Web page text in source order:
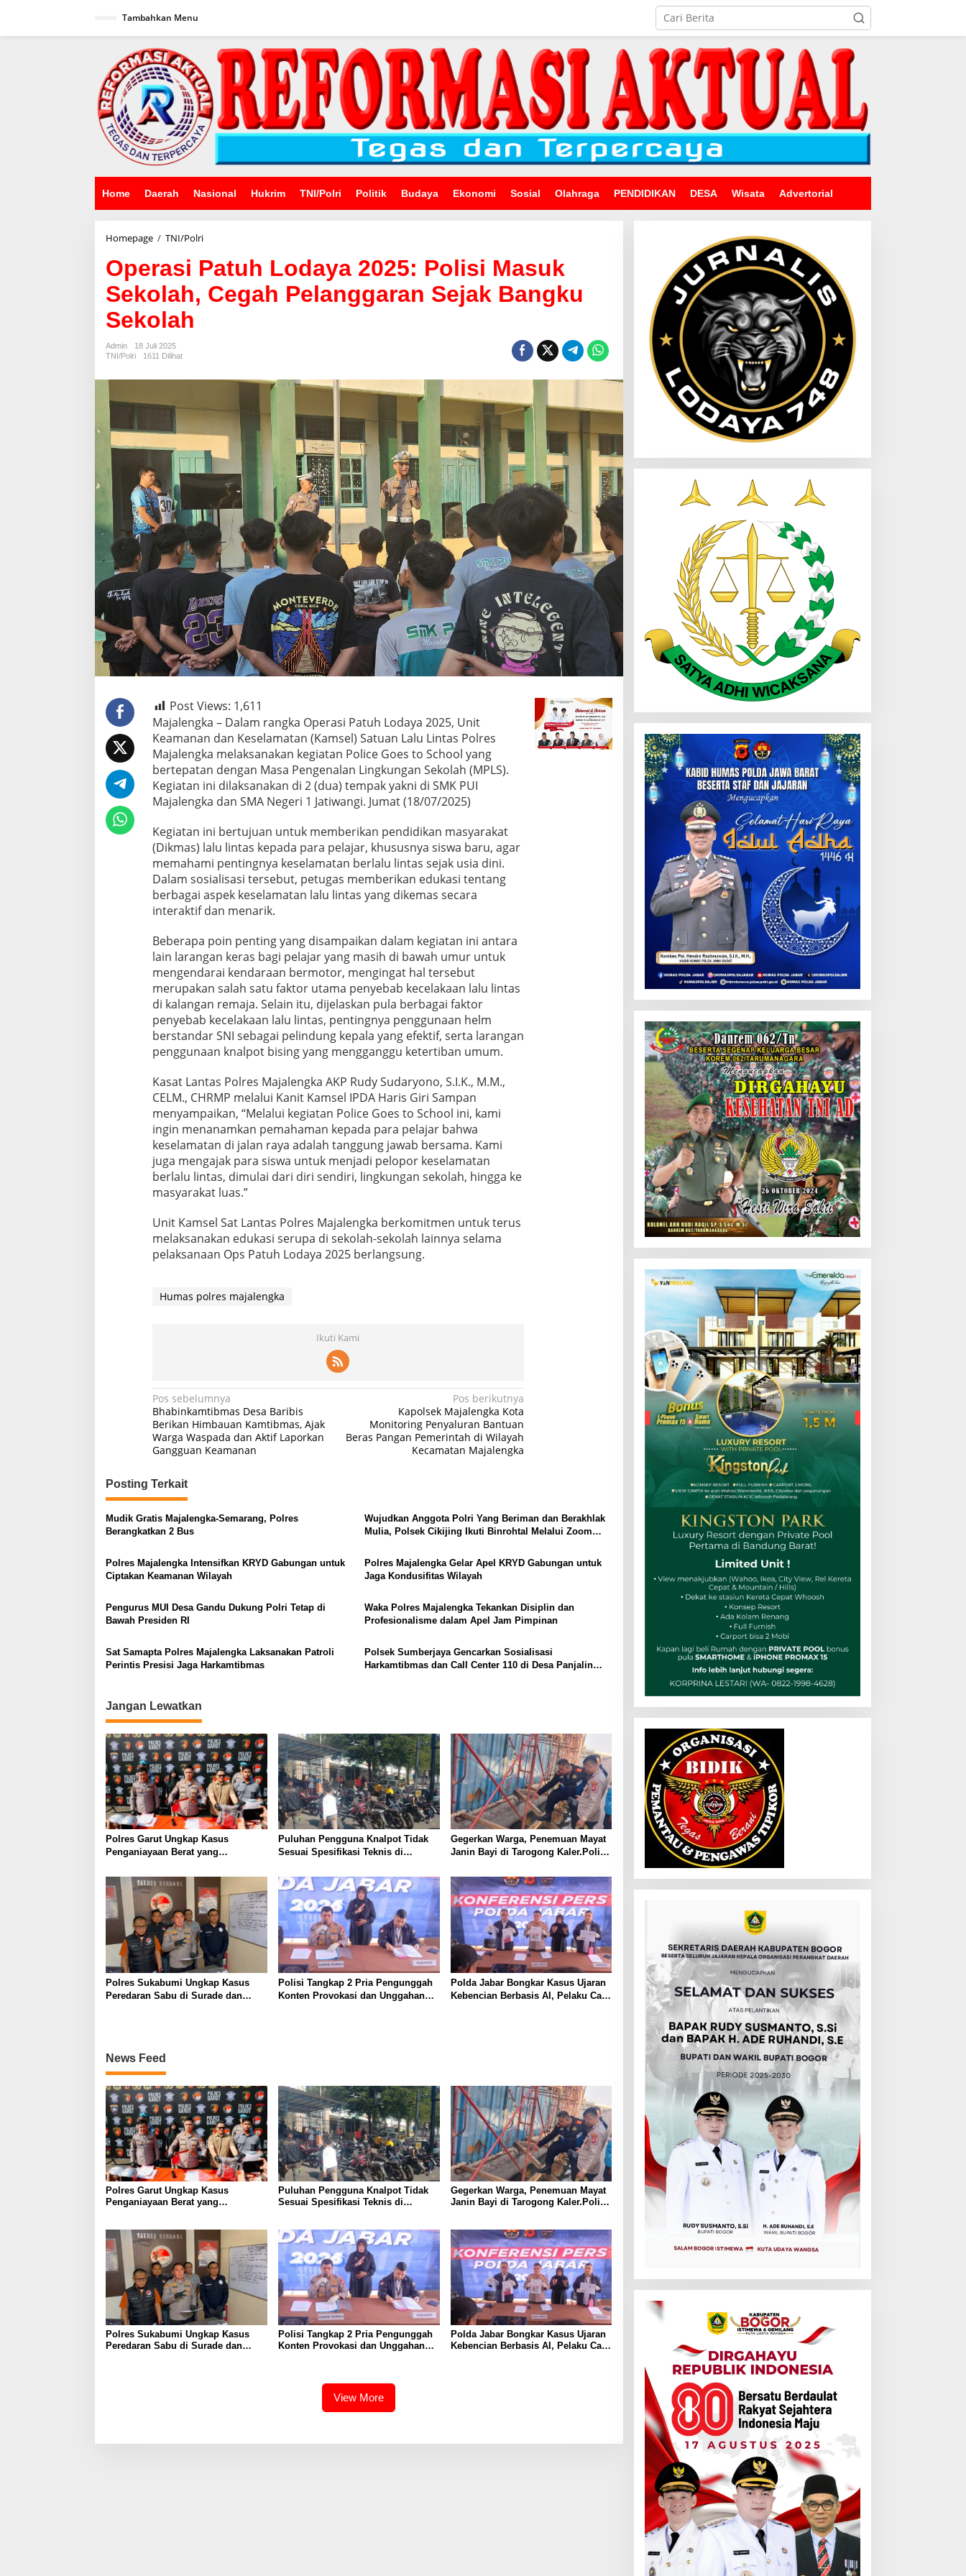
Tambahkan Menu
Home Daerah Nasional Hukrim TNI/Polri Politik Budaya Ekonomi Sosial Olahraga PENDIDIKAN DESA Wisata Advertorial
Homepage / TNI/PolriOperasi
Lodaya
2025:
Polisi
Masuk
Sekolah
Operasi Patuh Lodaya 2025: Polisi Masuk
Sekolah, Cegah Pelanggaran Sejak Bangku
Sekolah
Admin
18 Juli 2025
TNI/Polri
1611 Dilihat
Post Views: 1,611
Majalengka – Dalam rangka Operasi Patuh Lodaya 2025, Unit
Keamanan dan Keselamatan (Kamsel) Satuan Lalu Lintas Polres
Majalengka melaksanakan kegiatan Police Goes to School yang
bertepatan dengan Masa Pengenalan Lingkungan Sekolah (MPLS).
Kegiatan ini dilaksanakan di 2 (dua) tempak yakni di SMK PUI
Majalengka dan SMA Negeri 1 Jatiwangi. Jumat (18/07/2025)
Kegiatan ini bertujuan untuk memberikan pendidikan masyarakat
(Dikmas) lalu lintas kepada para pelajar, khususnya siswa baru, agar
memahami pentingnya keselamatan berlalu lintas sejak usia dini.
Dalam sosialisasi tersebut, petugas memberikan edukasi tentang
berbagai aspek keselamatan lalu lintas yang dikemas secara
interaktif dan menarik.
Beberapa poin penting yang disampaikan dalam kegiatan ini antara
lain larangan keras bagi pelajar yang masih di bawah umur untuk
mengendarai kendaraan bermotor, mengingat hal tersebut
merupakan salah satu faktor utama penyebab kecelakaan lalu lintas
di kalangan remaja. Selain itu, dijelaskan pula berbagai faktor
penyebab kecelakaan lalu lintas, pentingnya penggunaan helm
berstandar SNI sebagai pelindung kepala yang efektif, serta larangan
penggunaan knalpot bising yang mengganggu ketertiban umum.
Kasat Lantas Polres Majalengka AKP Rudy Sudaryono, S.I.K., M.M.,
CELM., CHRMP melalui Kanit Kamsel IPDA Haris Giri Sampan
menyampaikan, “Melalui kegiatan Police Goes to School ini, kami
ingin menanamkan pemahaman kepada para pelajar bahwa
keselamatan di jalan raya adalah tanggung jawab bersama. Kami
juga mengajak para siswa untuk menjadi pelopor keselamatan
berlalu lintas, dimulai dari diri sendiri, lingkungan sekolah, hingga ke
masyarakat luas.”
Unit Kamsel Sat Lantas Polres Majalengka berkomitmen untuk terus
melaksanakan edukasi serupa di sekolah-sekolah lainnya selama
pelaksanaan Ops Patuh Lodaya 2025 berlangsung.
Humas polres majalengka
Ikuti Kami
Navigasi
pos
Pos sebelumnya
Bhabinkamtibmas Desa Baribis
Berikan Himbauan Kamtibmas, Ajak
Warga Waspada dan Aktif Laporkan
Gangguan Keamanan
Pos berikutnya
Kapolsek Majalengka Kota
Monitoring Penyaluran Bantuan
Beras Pangan Pemerintah di Wilayah
Kecamatan Majalengka
Posting Terkait
Mudik Gratis Majalengka-Semarang, Polres
Berangkatkan 2 Bus
Wujudkan Anggota Polri Yang Beriman dan Berakhlak
Mulia, Polsek Cikijing Ikuti Binrohtal Melalui Zoom
Polres Majalengka Intensifkan KRYD Gabungan untuk
Ciptakan Keamanan Wilayah
Polres Majalengka Gelar Apel KRYD Gabungan untuk
Jaga Kondusifitas Wilayah
Pengurus MUI Desa Gandu Dukung Polri Tetap di
Bawah Presiden RI
Waka Polres Majalengka Tekankan Disiplin dan
Profesionalisme dalam Apel Jam Pimpinan
Sat Samapta Polres Majalengka Laksanakan Patroli
Perintis Presisi Jaga Harkamtibmas
Polsek Sumberjaya Gencarkan Sosialisasi
Harkamtibmas dan Call Center 110 di Desa Panjalin
Jangan Lewatkan
Polres Garut Ungkap Kasus
Penganiayaan Berat yang
Dunia
Puluhan Pengguna Knalpot Tidak
Sesuai Spesifikasi Teknis di
Polisi
Gegerkan Warga, Penemuan Mayat
Janin Bayi di Tarogong Kaler.Polisi
Polres Sukabumi Ungkap Kasus
Peredaran Sabu di Surade dan
Polisi Tangkap 2 Pria Pengunggah
Konten Provokasi dan Unggahan
Polda Jabar Bongkar Kasus Ujaran
Kebencian Berbasis AI, Pelaku Cari
News Feed
Polres Garut Ungkap Kasus
Penganiayaan Berat yang
Puluhan Pengguna Knalpot Tidak
Sesuai Spesifikasi Teknis di
Gegerkan Warga, Penemuan Mayat
Janin Bayi di Tarogong Kaler.Polisi
Polres Sukabumi Ungkap Kasus
Peredaran Sabu di Surade dan
Polisi Tangkap 2 Pria Pengunggah
Konten Provokasi dan Unggahan
Polda Jabar Bongkar Kasus Ujaran
Kebencian Berbasis AI, Pelaku Cari
View More